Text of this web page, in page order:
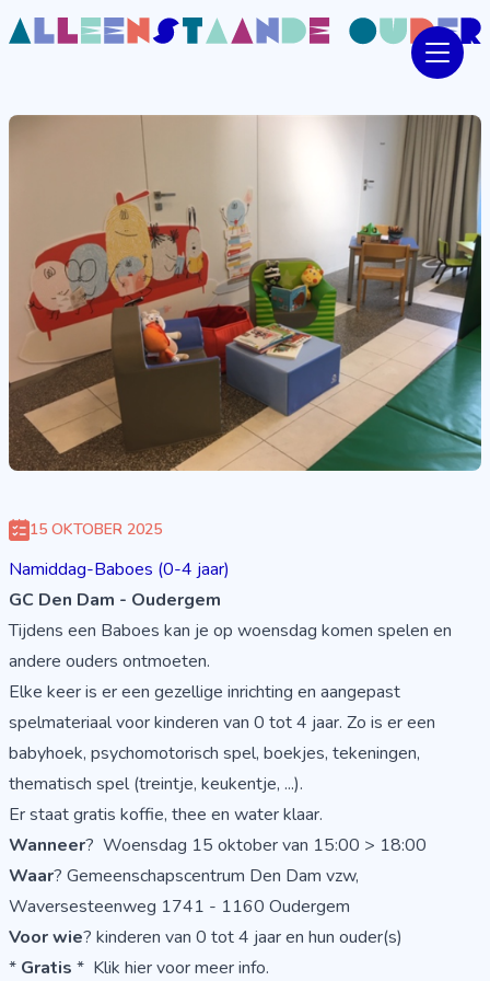
15 OKTOBER 2025
Namiddag-Baboes (0-4 jaar)
GC Den Dam - Oudergem
Tijdens een Baboes kan je op woensdag komen spelen en
andere ouders ontmoeten.
Elke keer is er een gezellige inrichting en aangepast
spelmateriaal voor kinderen van 0 tot 4 jaar. Zo is er een
babyhoek, psychomotorisch spel, boekjes, tekeningen,
thematisch spel (treintje, keukentje, ...).
Er staat gratis koffie, thee en water klaar.
Wanneer? Woensdag 15 oktober van 15:00 > 18:00
Waar? Gemeenschapscentrum Den Dam vzw,
Waversesteenweg 1741 - 1160 Oudergem
Voor wie? kinderen van 0 tot 4 jaar en hun ouder(s)
* Gratis * Klik hier voor meer info.